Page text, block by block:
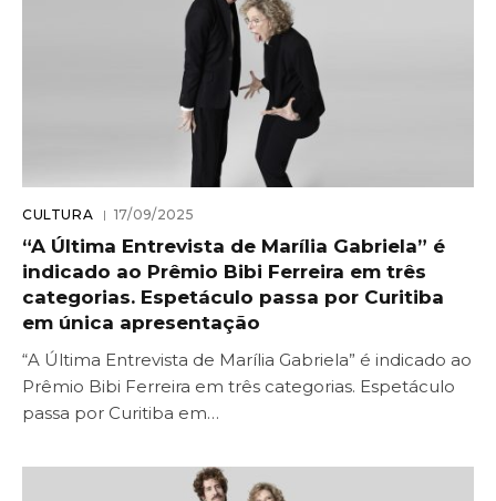
CULTURA 17/09/2025
“A Última Entrevista de Marília Gabriela” é
indicado ao Prêmio Bibi Ferreira em três
categorias. Espetáculo passa por Curitiba
em única apresentação
“A Última Entrevista de Marília Gabriela” é indicado ao
Prêmio Bibi Ferreira em três categorias. Espetáculo
passa por Curitiba em…